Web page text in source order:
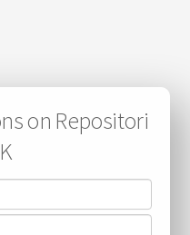
on Repositori